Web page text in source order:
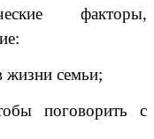
факторы,
жизни семьи;
поговорить с